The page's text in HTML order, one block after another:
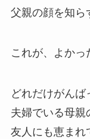
父親の顔を知ら
これが、よかっ
どれだけがんば
夫婦でいる母親
友人にも恵まれ